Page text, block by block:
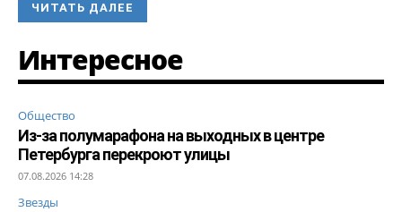
ЧИТАТЬ ДАЛЕЕ
Интересное
Общество
Из-за полумарафона на выходных в центре
Петербурга перекроют улицы
07.08.2026 14:28
Звезды